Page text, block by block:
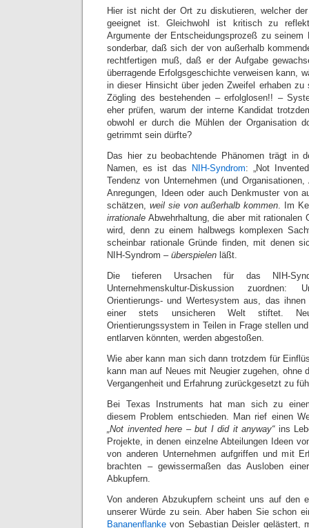
Hier ist nicht der Ort zu diskutieren, welcher
geeignet ist. Gleichwohl ist kritisch zu
Argumente der Entscheidungsprozeß zu
sonderbar, daß sich der von außerhalb
rechtfertigen muß, daß er der Aufgabe
überragende Erfolgsgeschichte verweisen kann,
in dieser Hinsicht über jeden Zweifel erhaben
Zögling des bestehenden – erfolglosen!! –
eher prüfen, warum der interne Kandidat
obwohl er durch die Mühlen der Organisation
getrimmt sein dürfte?
Das hier zu beobachtende Phänomen trägt in
Namen, es ist das
NIH-Syndrom: „Not
Tendenz von Unternehmen (und
Anregungen, Ideen oder auch Denkmuster von
schätzen, weil sie von außerhalb kommen. Im
irrationale Abwehrhaltung, die aber mit rationalen
wird, denn zu einem halbwegs komplexen
scheinbar rationale Gründe finden, mit denen
NIH-Syndrom – überspielen läßt.
Die tieferen Ursachen für das NIH-
Unternehmenskultur-Diskussion zuordnen:
Orientierungs- und Wertesystem aus, das
einer stets unsicheren Welt stiftet.
Orientierungssystem in Teilen in Frage stellen
entlarven könnten, werden abgestoßen.
Wie aber kann man sich dann trotzdem für
kann man auf Neues mit Neugier zugehen, ohne
Vergangenheit und Erfahrung zurückgesetzt zu
Bei Texas Instruments hat man sich zu
diesem Problem entschieden. Man rief einen
„Not invented here – but I did it anyway“ins
Projekte, in denen einzelne Abteilungen Ideen
von anderen Unternehmen aufgriffen und mit
brachten – gewissermaßen das Ausloben
Abkupfern.
Von anderen Abzukupfern scheint uns auf den
unserer Würde zu sein. Aber haben Sie schon
Bananenflanke von Sebastian Deisler gelästert,